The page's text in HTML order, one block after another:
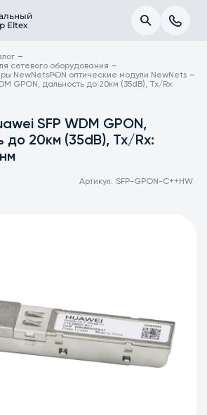
Eltex
сетевого оборудования
NewNetsPON оптические модули NewNets
GPON, дальность до 20км (35dB), Tx/Rx:
SFP WDM GPON,
до 20км (35dB), Tx/Rx:
Артикул: SFP-GPON-C++HW